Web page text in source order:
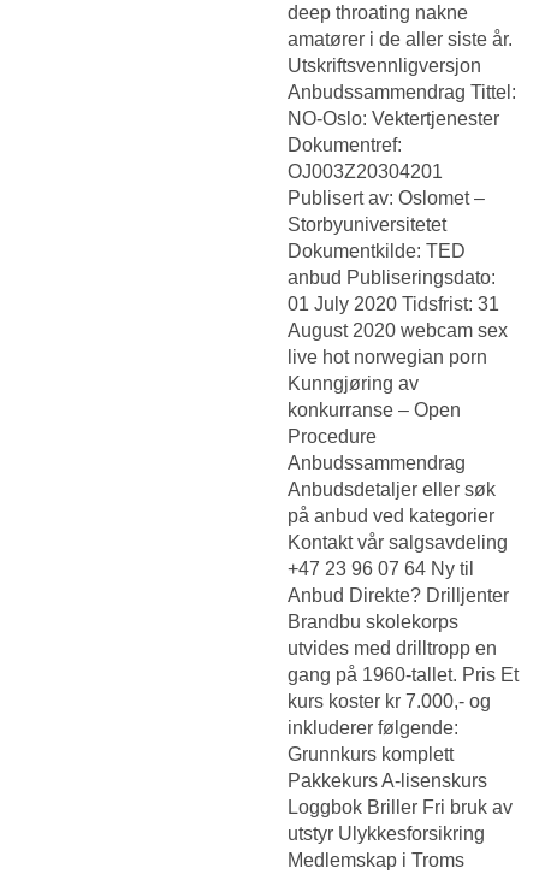
deep throating nakne
amatører i de aller siste år.
Utskriftsvennligversjon
Anbudssammendrag Tittel:
NO-Oslo: Vektertjenester
Dokumentref:
OJ003Z20304201
Publisert av: Oslomet –
Storbyuniversitetet
Dokumentkilde: TED
anbud Publiseringsdato:
01 July 2020 Tidsfrist: 31
August 2020 webcam sex
live hot norwegian porn
Kunngjøring av
konkurranse – Open
Procedure
Anbudssammendrag
Anbudsdetaljer eller søk
på anbud ved kategorier
Kontakt vår salgsavdeling
+47 23 96 07 64 Ny til
Anbud Direkte? Drilljenter
Brandbu skolekorps
utvides med drilltropp en
gang på 1960-tallet. Pris Et
kurs koster kr 7.000,- og
inkluderer følgende:
Grunnkurs komplett
Pakkekurs A-lisenskurs
Loggbok Briller Fri bruk av
utstyr Ulykkesforsikring
Medlemskap i Troms